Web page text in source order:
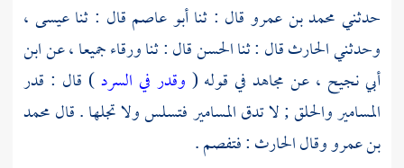
حدثني محمد بن عمرو قال : ثناأبو عاصم قال : ثناعيسى ،
وحدثنيالحارثقال : ثناالحسنقال : ثناورقاءجميعا ، عنابن
أبي نجيح ، عن مجاهد في قوله ( وقدر في السرد) قال : قدر
المسامير والحلق ; لا تدق المسامير فتسلس ولا تجلها . قالمحمد
بن عمرووقالالحارث: فتفصم .